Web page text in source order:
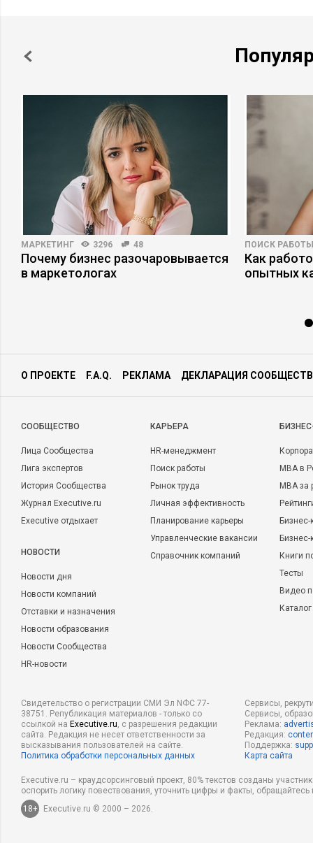
МАРКЕТИНГ 3296 48
Почему бизнес разочаровывается
в маркетологах
ПОИСК РАБОТЫ
Как
опытных
О ПРОЕКТЕ F.A.Q. РЕКЛАМА ДЕКЛАРАЦИЯ
CООБЩЕСТВО
Лица Сообщества
Лига экспертов
История Сообщества
Журнал Executive.ru
Executive отдыхает
НОВОСТИ
Новости дня
Новости компаний
Отставки и назначения
Новости образования
Новости Сообщества
HR-новости
КАРЬЕРА
HR-менеджмент
Поиск работы
Рынок труда
Личная эффективность
Планирование карьеры
Управленческие вакансии
Справочник компаний
MBA в
MBA
Бизнес-
Книги
Тесты
Видео
Свидетельство о регистрации СМИ Эл NФС 77-
38751. Републикация материалов - только со
ссылкой на Executive.ru, с разрешения редакции
сайта. Редакция не несет ответственности за
высказывания пользователей на сайте.
Политика обработки персональных данных
Сервисы,
Сервисы,
Реклама:
Редакция:
Поддержка:
Карта сайта
Executive.ru – краудсорсинговый проект, 80% текстов созданы
оспорить логику повествования, уточнить цифры и факты,
18+
Executive.ru © 2000 – 2026.